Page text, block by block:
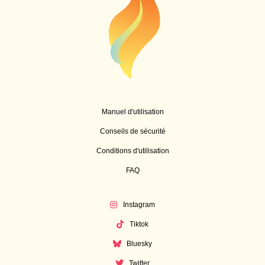
Manuel d'utilisation
Conseils de sécurité
Conditions d'utilisation
FAQ
Instagram
Tiktok
Bluesky
Twitter